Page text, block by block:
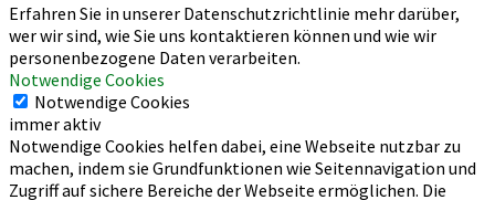
Erfahren Sie in unserer Datenschutzrichtlinie mehr darüber,
wer wir sind, wie Sie uns kontaktieren können und wie wir
personenbezogene Daten verarbeiten.
Notwendige Cookies
Notwendige Cookies
immer aktiv
Notwendige Cookies helfen dabei, eine Webseite nutzbar zu
machen, indem sie Grundfunktionen wie Seitennavigation und
Zugriff auf sichere Bereiche der Webseite ermöglichen. Die